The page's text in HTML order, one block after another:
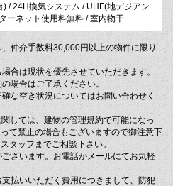
) / 24H換気システム / UHF(地デジアン
ーネット使用料無料 / 室内物干
仲介手数料30,000円以上の物件に限り
合は現状を優先させていただきます。
場合はご了承ください。
な空き状況についてはお問い合わせく
しては、建物の管理規約で可能になっ
て禁止の場合もございますので御注意下
タッフまでご相談下さい。
ざいます。お電話かメールにてお気軽
払いいただく費用につきまして、防犯